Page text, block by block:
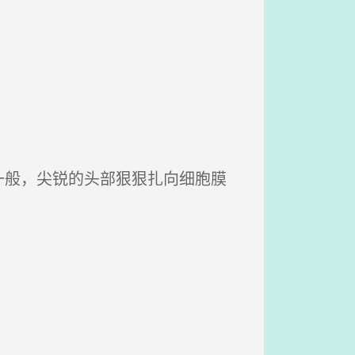
，尖锐的头部狠狠扎向细胞膜